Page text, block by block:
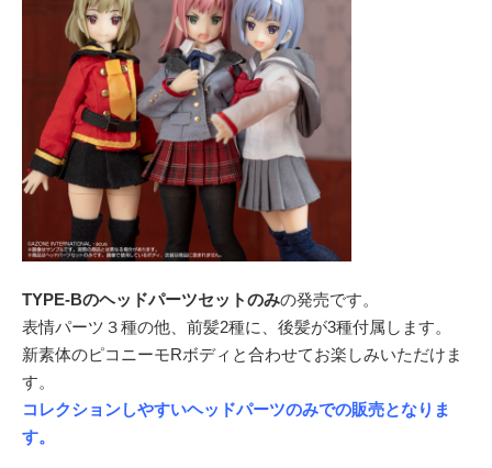
TYPE-Bのヘッドパーツセットのみの発売です。
表情パーツ３種の他、前髪2種に、後髪が3種付属します。
新素体のピコニーモRボディと合わせてお楽しみいただけま
す。
コレクションしやすいヘッドパーツのみでの販売となりま
す。